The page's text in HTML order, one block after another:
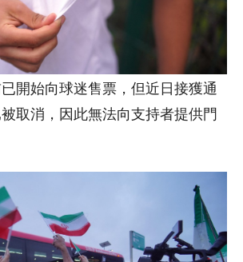
開始向球迷售票，但近日接獲通
取消，因此無法向支持者提供門